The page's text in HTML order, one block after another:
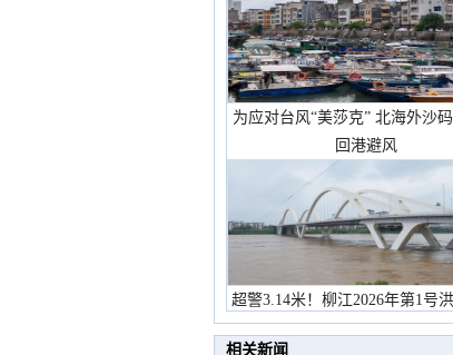
为应对台风“美莎克” 北海外沙
回港避风
超警3.14米！柳江2026年第1号
市民在堤岸见证汛况
相关新闻